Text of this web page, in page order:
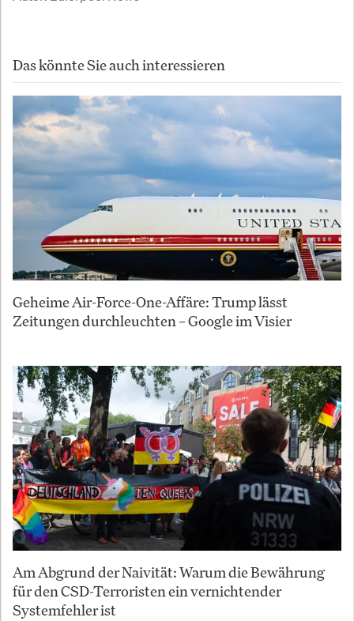
Das könnte Sie auch interessieren
Geheime Air-Force-One-Affäre: Trump lässt
Zeitungen durchleuchten – Google im Visier
Am Abgrund der Naivität: Warum die Bewährung
für den CSD-Terroristen ein vernichtender
Systemfehler ist